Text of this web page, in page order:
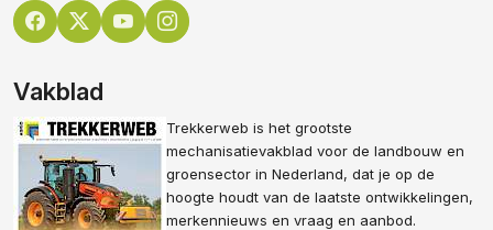
Vakblad
Trekkerweb is het grootste
mechanisatievakblad voor de landbouw en
groensector in Nederland, dat je op de
hoogte houdt van de laatste ontwikkelingen,
merkennieuws en vraag en aanbod.